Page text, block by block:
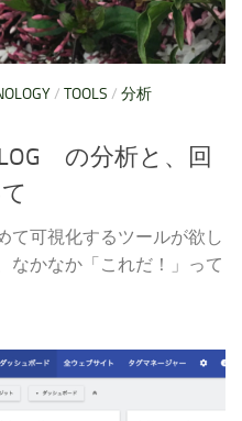
/ TOOLS / 分析
の分析と、回
て可視化するツールが欲し
なかなか「これだ！」って